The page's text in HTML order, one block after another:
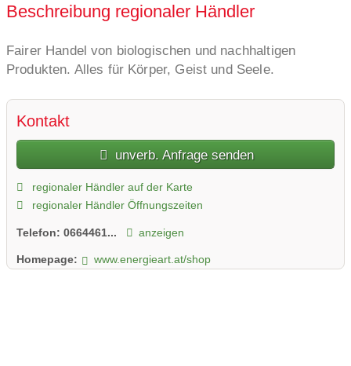
Beschreibung regionaler Händler
Fairer Handel von biologischen und nachhaltigen
Produkten. Alles für Körper, Geist und Seele.
Kontakt
unverb. Anfrage senden
regionaler Händler auf der Karte
regionaler Händler Öffnungszeiten
Telefon: 0664461... anzeigen
Homepage: www.energieart.at/shop